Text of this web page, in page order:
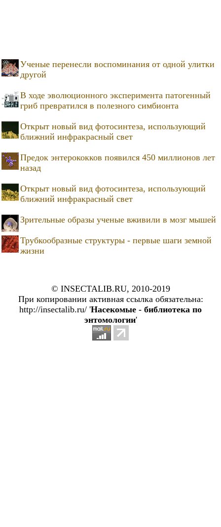
Ученые перенесли воспоминания от одной улитки
другой
В ходе эволюционного эксперимента патогенный
гриб превратился в полезного симбионта
Открыт новый вид фотосинтеза, использующий
ближний инфракрасный свет
Предок энтерококков появился 450 миллионов лет
назад
Открыт новый вид фотосинтеза, использующий
ближний инфракрасный свет
Зрительные образы ученые вживили в мозг мышей
Трубкообразные структуры - первые шаги земной
жизни
© INSECTALIB.RU, 2010-2019
При копировании активная ссылка обязательна:
http://insectalib.ru/ 'Насекомые - библиотека по
энтомологии'